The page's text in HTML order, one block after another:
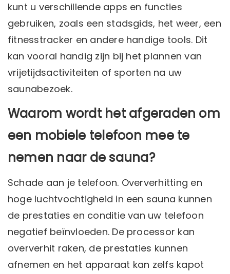
kunt u verschillende apps en functies
gebruiken, zoals een stadsgids, het weer, een
fitnesstracker en andere handige tools. Dit
kan vooral handig zijn bij het plannen van
vrijetijdsactiviteiten of sporten na uw
saunabezoek.
Waarom wordt het afgeraden om
een ​​mobiele telefoon mee te
nemen naar de sauna?
Schade aan je telefoon. Oververhitting en
hoge luchtvochtigheid in een sauna kunnen
de prestaties en conditie van uw telefoon
negatief beïnvloeden. De processor kan
oververhit raken, de prestaties kunnen
afnemen en het apparaat kan zelfs kapot